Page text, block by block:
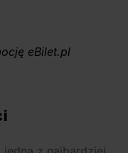
eBilet
fanów
eBilet.pl